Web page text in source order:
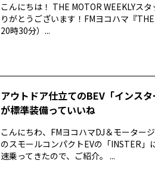
こんにちは！ THE MOTOR WEEKLYス
りがとうございます！FMヨコハマ『
20時30分）...
アウトドア仕立てのBEV「インス
が標準装備っていいね
こんにちわ、FMヨコハマDJ＆モーター
のスモールコンパクトEVの「INSTER」
速乗ってきたので、ご紹介。 ...